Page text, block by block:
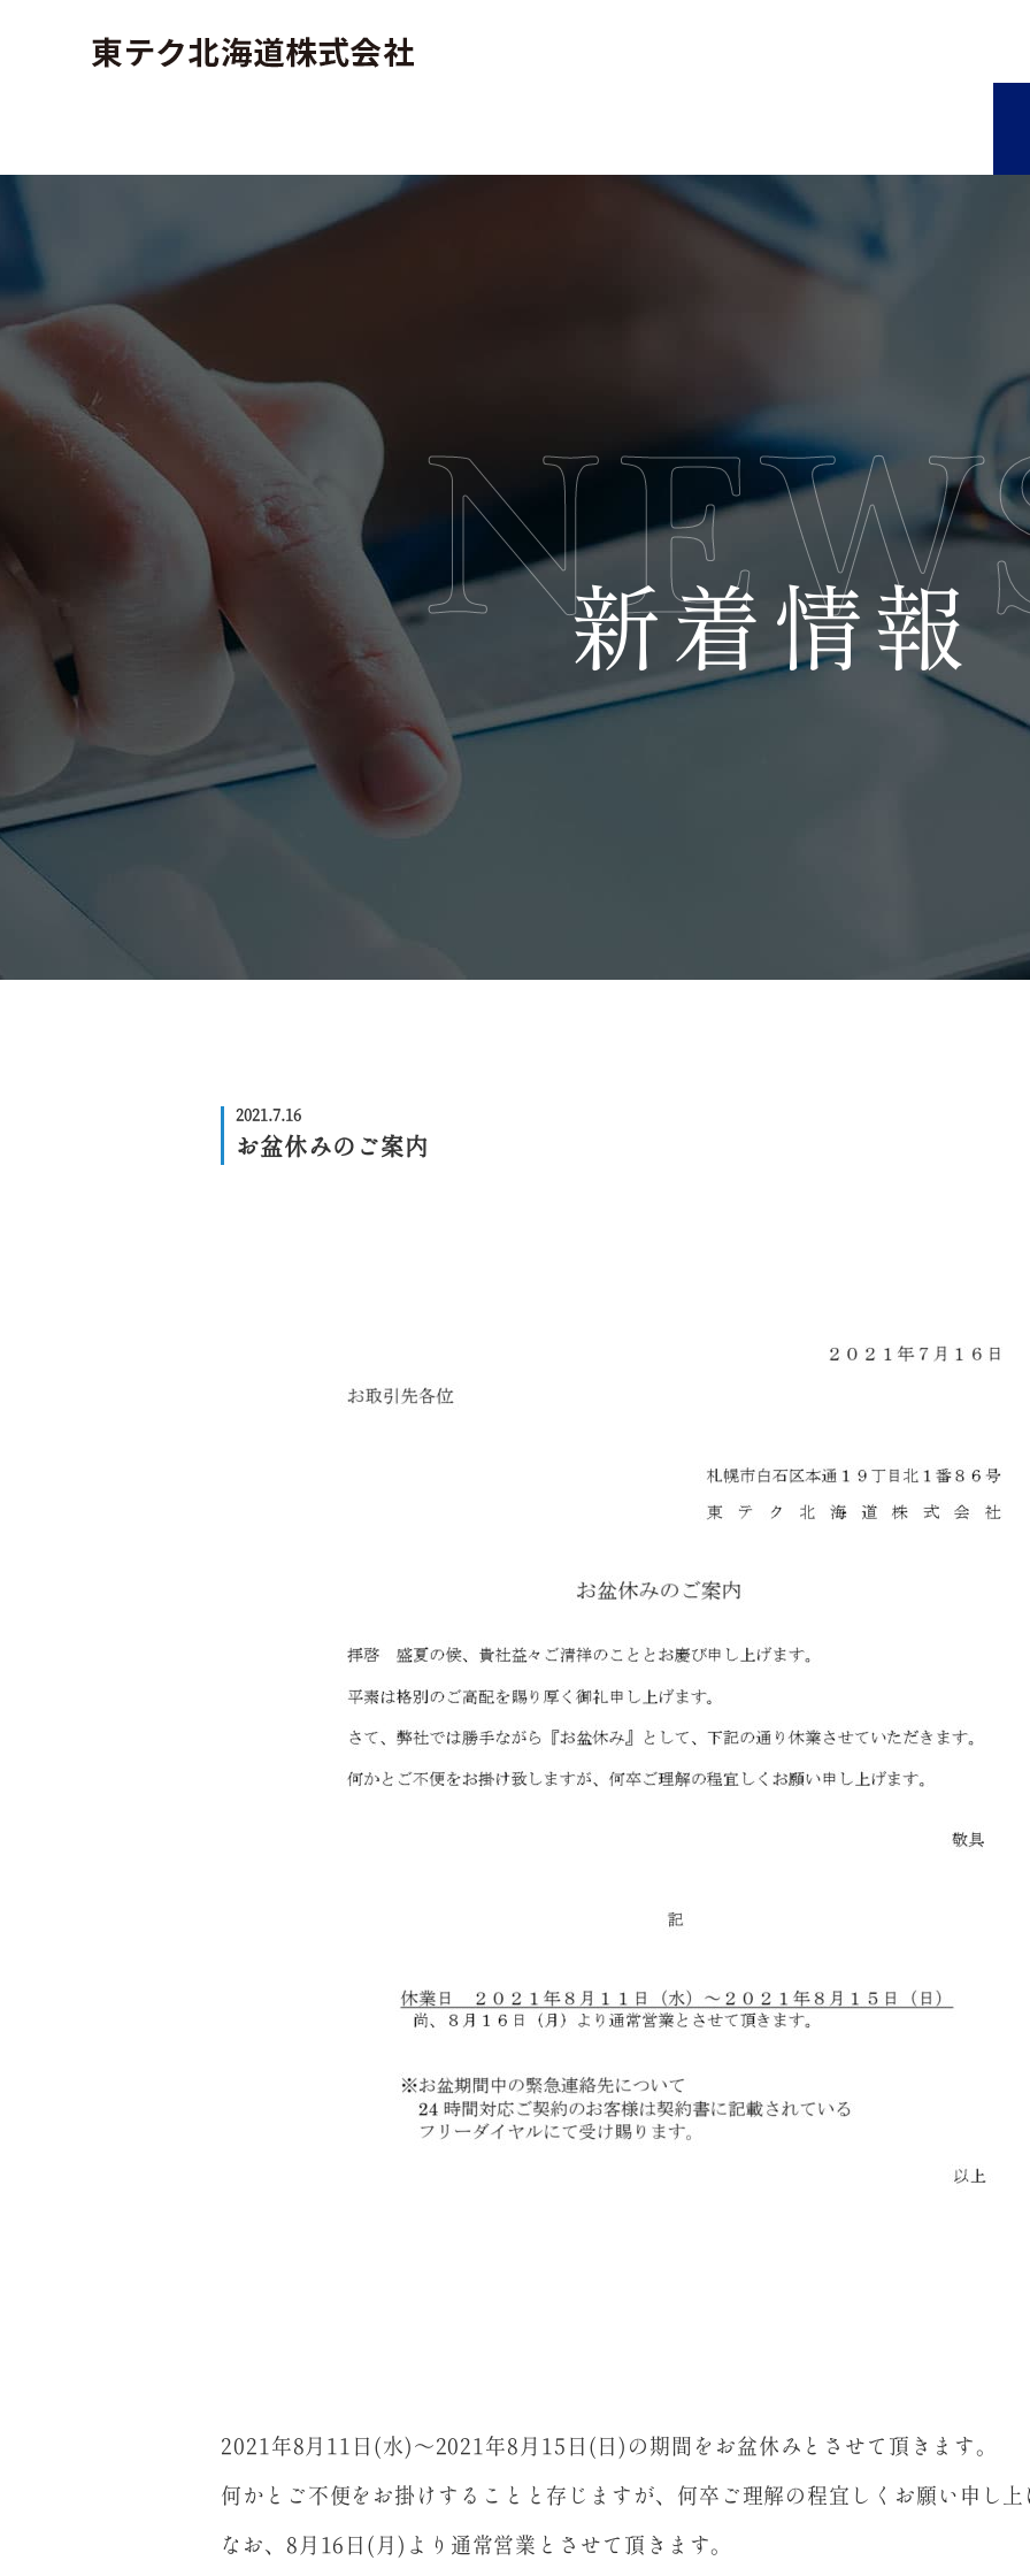
新着情報
2021.7.16
お盆休みのご案内
2021年8月11日(水)～2021年8月15日(日)の期間をお盆休みとさせて頂きます。
何かとご不便をお掛けすることと存じますが、何卒ご理解の程宜しくお願い申し
なお、8月16日(月)より通常営業とさせて頂きます。